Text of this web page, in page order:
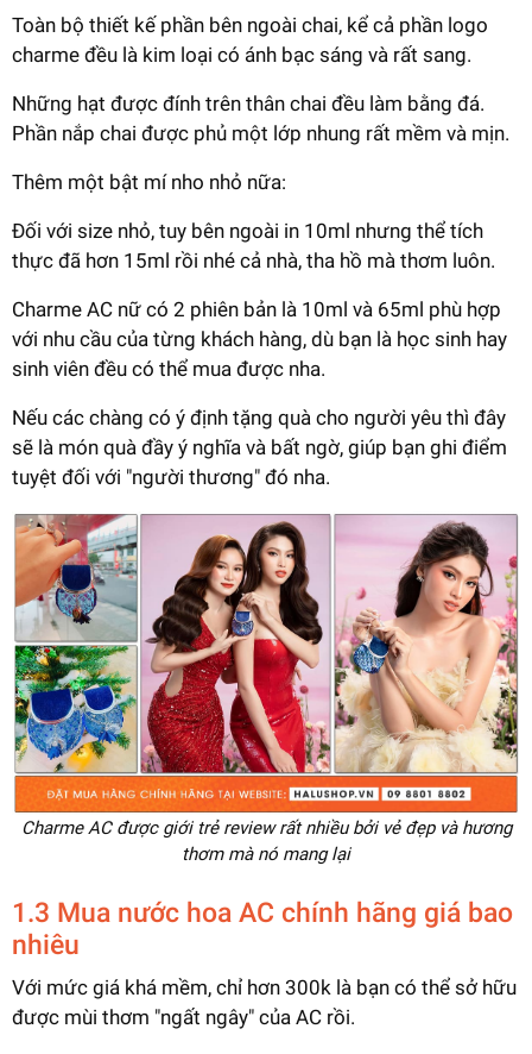
Toàn bộ thiết kế phần bên ngoài chai, kể cả phần logo
charme đều là kim loại có ánh bạc sáng và rất sang.
Những hạt được đính trên thân chai đều làm bằng đá.
Phần nắp chai được phủ một lớp nhung rất mềm và mịn.
Thêm một bật mí nho nhỏ nữa:
Đối với size nhỏ, tuy bên ngoài in 10ml nhưng thể tích
thực đã hơn 15ml rồi nhé cả nhà, tha hồ mà thơm luôn.
Charme AC nữ có 2 phiên bản là 10ml và 65ml phù hợp
với nhu cầu của từng khách hàng, dù bạn là học sinh hay
sinh viên đều có thể mua được nha.
Nếu các chàng có ý định tặng quà cho người yêu thì đây
sẽ là món quà đầy ý nghĩa và bất ngờ, giúp bạn ghi điểm
tuyệt đối với "người thương" đó nha.
Charme AC được giới trẻ review rất nhiều bởi vẻ đẹp và hương
thơm mà nó mang lại
1.3 Mua nước hoa AC chính hãng giá bao
nhiêu
Với mức giá khá mềm, chỉ hơn 300k là bạn có thể sở hữu
được mùi thơm "ngất ngây" của AC rồi.